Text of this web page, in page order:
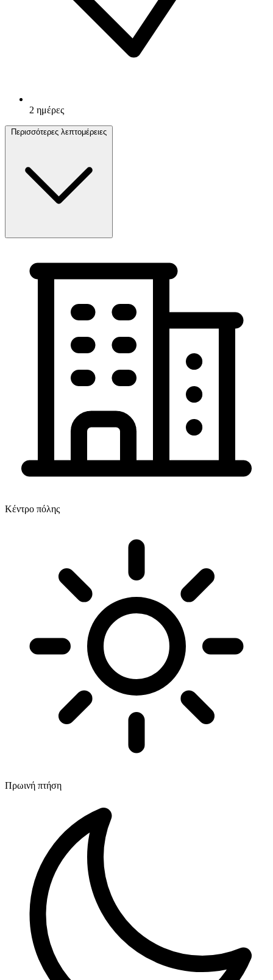
2 ημέρες
Περισσότερες λεπτομέρειες
Κέντρο πόλης
Πρωινή πτήση